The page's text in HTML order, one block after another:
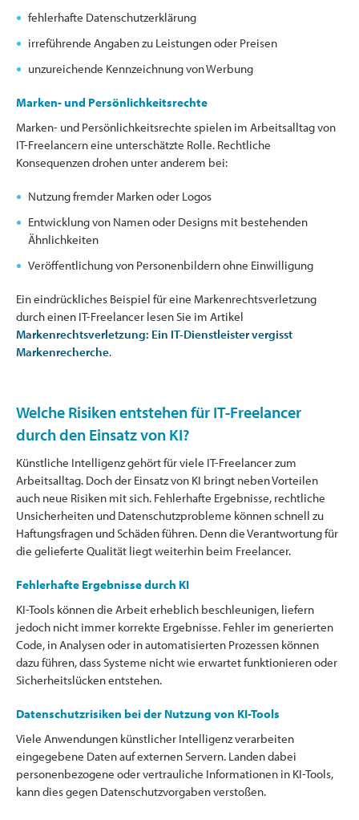
fehlerhafte Datenschutzerklärung
irreführende Angaben zu Leistungen oder Preisen
unzureichende Kennzeichnung von Werbung
Marken- und Persönlichkeitsrechte
Marken- und Persönlichkeitsrechte spielen im Arbeitsalltag von
IT-Freelancern eine unterschätzte Rolle. Rechtliche
Konsequenzen drohen unter anderem bei:
Nutzung fremder Marken oder Logos
Entwicklung von Namen oder Designs mit bestehenden
Ähnlichkeiten
Veröffentlichung von Personenbildern ohne Einwilligung
Ein eindrückliches Beispiel für eine Markenrechtsverletzung
durch einen IT-Freelancer lesen Sie im Artikel
Markenrechtsverletzung: Ein IT-Dienstleister vergisst
Markenrecherche.
Welche Risiken entstehen für IT-Freelancer
durch den Einsatz von KI?
Künstliche Intelligenz gehört für viele IT-Freelancer zum
Arbeitsalltag. Doch der Einsatz von KI bringt neben Vorteilen
auch neue Risiken mit sich. Fehlerhafte Ergebnisse, rechtliche
Unsicherheiten und Datenschutzprobleme können schnell zu
Haftungsfragen und Schäden führen. Denn die Verantwortung für
die gelieferte Qualität liegt weiterhin beim Freelancer.
Fehlerhafte Ergebnisse durch KI
KI-Tools können die Arbeit erheblich beschleunigen, liefern
jedoch nicht immer korrekte Ergebnisse. Fehler im generierten
Code, in Analysen oder in automatisierten Prozessen können
dazu führen, dass Systeme nicht wie erwartet funktionieren oder
Sicherheitslücken entstehen.
Datenschutzrisiken bei der Nutzung von KI-Tools
Viele Anwendungen künstlicher Intelligenz verarbeiten
eingegebene Daten auf externen Servern. Landen dabei
personenbezogene oder vertrauliche Informationen in KI-Tools,
kann dies gegen Datenschutzvorgaben verstoßen.